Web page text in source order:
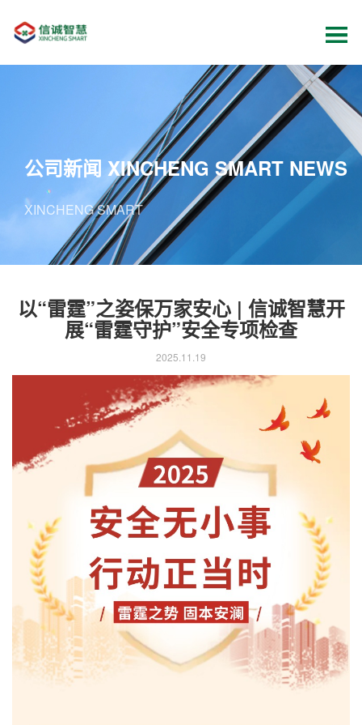
公司新闻XINCHENG SMART NEWS
XINCHENG SMART
以“雷霆”之姿保万家安心 | 信诚智慧开
展“雷霆守护”安全专项检查
2025.11.19